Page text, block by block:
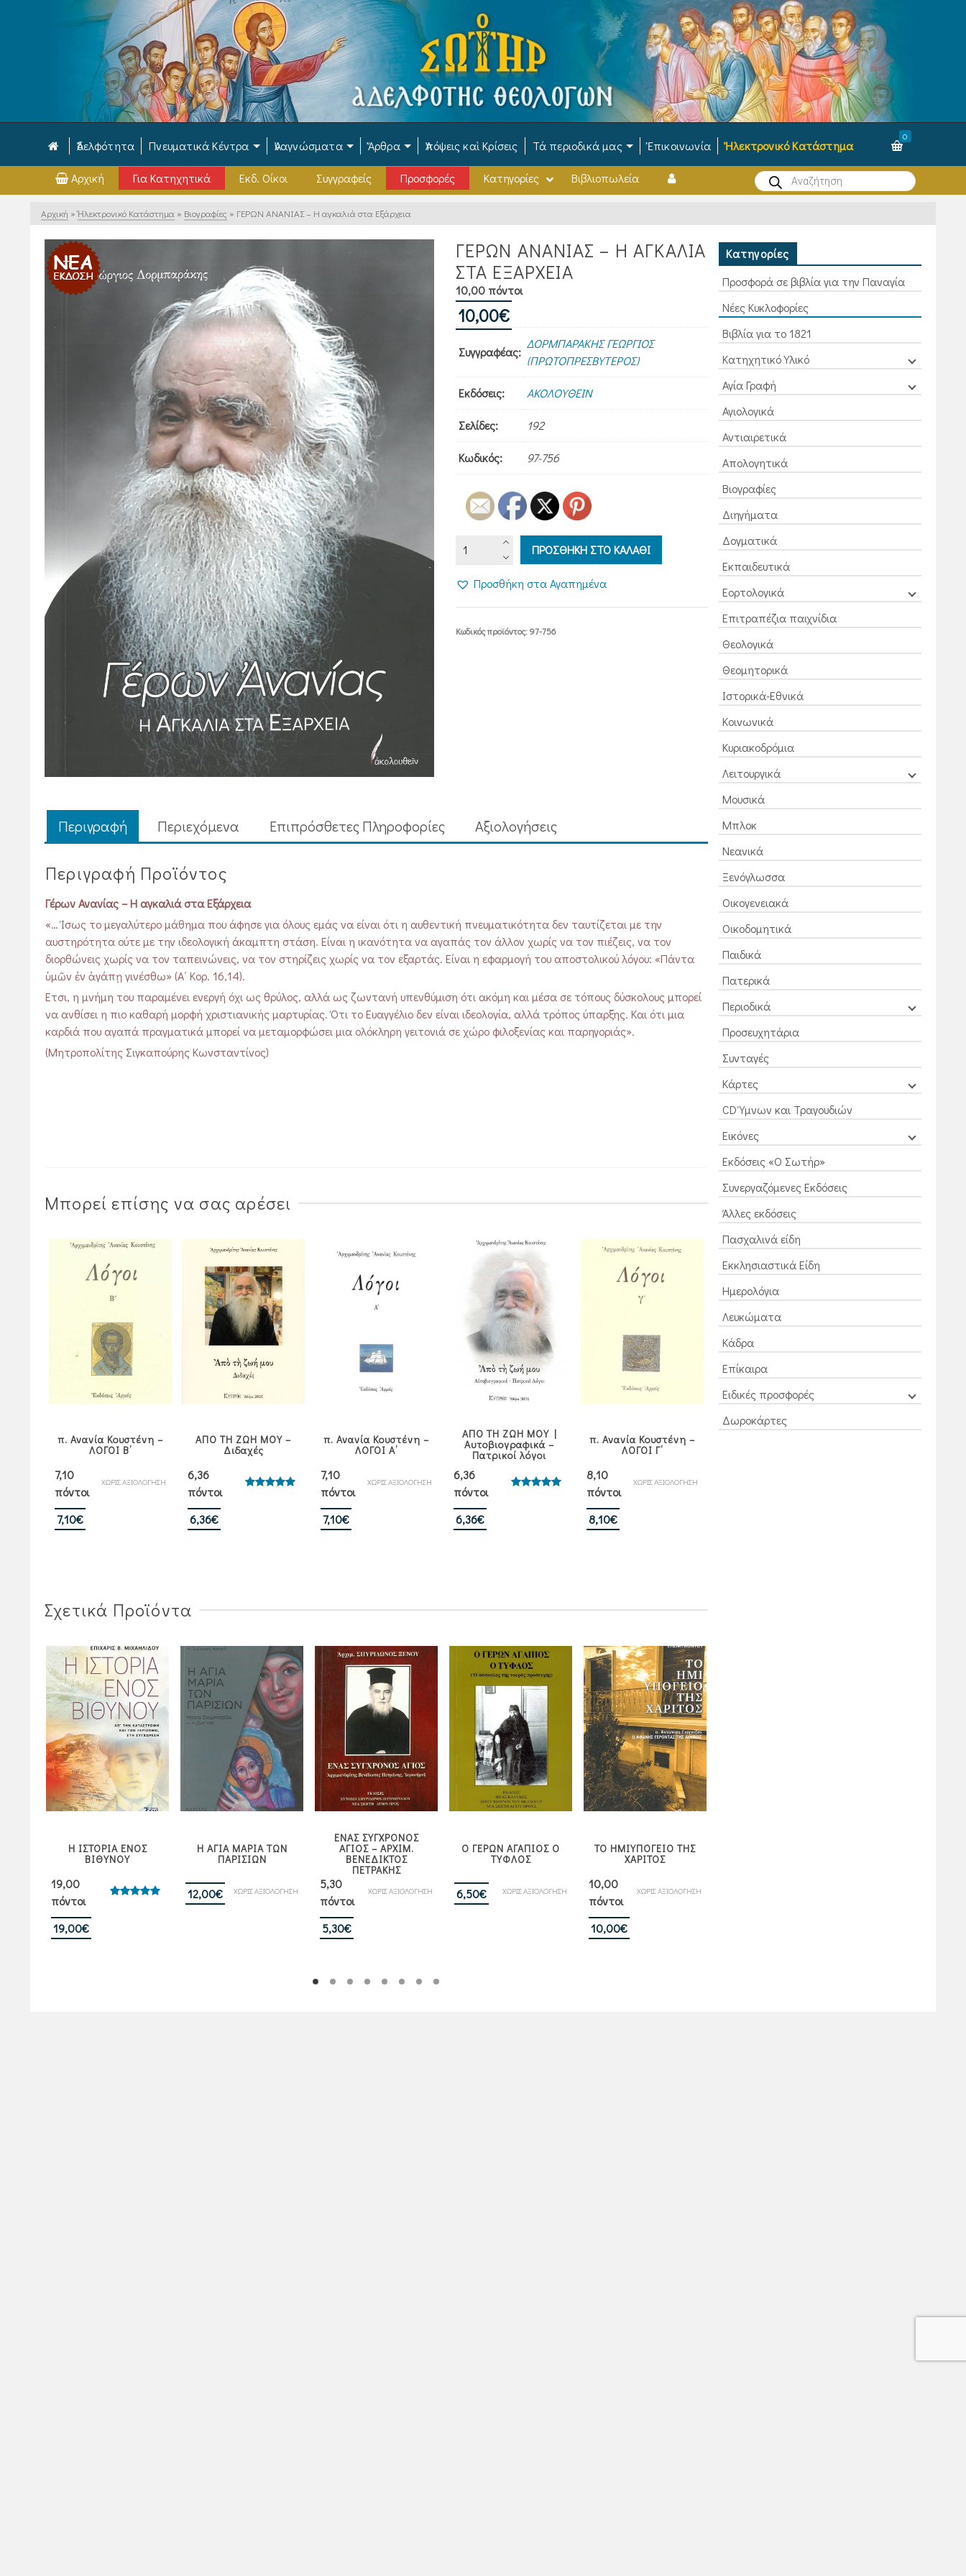
Ἀδελφότητα Πνευματικά Κέντρα Ἀναγνώσματα Ἄρθρα Ἀπόψεις καὶ Κρίσεις Τά περιοδικά μας Ἐπικοινωνία Ἠλεκτρονικό Κατάστημα
0
Products
search
Αρχική Για Κατηχητικά Εκδ. Οίκοι Συγγραφείς Προσφορές Κατηγορίες Βιβλιοπωλεία
Αρχική » Ἠλεκτρονικό Κατάστημα » Βιογραφίες » ΓΕΡΩΝ ΑΝΑΝΙΑΣ – Η αγκαλιά στα Εξάρχεια
ΓΕΡΩΝ ΑΝΑΝΙΑΣ – Η ΑΓΚΑΛΙΆ
ΣΤΑ ΕΞΆΡΧΕΙΑ
10,00 πόντοι
10,00€
Συγγραφέας:
ΔΟΡΜΠΑΡΑΚΗΣ ΓΕΩΡΓΙΟΣ
(ΠΡΩΤΟΠΡΕΣΒΥΤΕΡΟΣ)
Εκδόσεις: ΑΚΟΛΟΥΘΕΙΝ
Σελίδες: 192
Κωδικός: 97-756
ΓΕΡΩΝ
-
στα
ΠΡΟΣΘΗΚΗ ΣΤΟ ΚΑΛΑΘΙ
Προσθήκη στα Αγαπημένα
Κωδικός προϊόντος:97-756
Περιγραφή Περιεχόμενα Επιπρόσθετες Πληροφορίες Aξιολογήσεις
Περιγραφή Προϊόντος
Γέρων Ανανίας – Η αγκαλιά στα Εξάρχεια
«… Ίσως το μεγαλύτερο μάθημα που άφησε για όλους εμάς να είναι ότι η αυθεντική πνευματικότητα δεν ταυτίζεται με την
αυστηρότητα ούτε με την ιδεολογική άκαμπτη στάση. Είναι η ικανότητα να αγαπάς τον άλλον χωρίς να τον πιέζεις, να τον
διορθώνεις χωρίς να τον ταπεινώνεις, να τον στηρίζεις χωρίς να τον εξαρτάς. Είναι η εφαρμογή του αποστολικού λόγου: «Πάντα
ὑμῶν ἐν ἀγάπῃ γινέσθω» (Α΄ Κορ. 16,14).
Έτσι, η μνήμη του παραμένει ενεργή όχι ως θρύλος, αλλά ως ζωντανή υπενθύμιση ότι ακόμη και μέσα σε τόπους δύσκολους μπορεί
να ανθίσει η πιο καθαρή μορφή χριστιανικής μαρτυρίας. Ότι το Ευαγγέλιο δεν είναι ιδεολογία, αλλά τρόπος ύπαρξης. Και ότι μια
καρδιά που αγαπά πραγματικά μπορεί να μεταμορφώσει μια ολόκληρη γειτονιά σε χώρο φιλοξενίας και παρηγοριάς».
(Μητροπολίτης Σιγκαπούρης Κωνσταντίνος)
Μπορεί επίσης να σας αρέσει
π. Ανανία Κουστένη –
ΛΟΓΟΙ Β’
ΧΩΡΙΣ ΑΞΙΟΛΟΓΗΣΗ
7,10
πόντοι
7,10€
ΑΠΟ ΤΗ ΖΩΗ ΜΟΥ –
Διδαχές
Βαθμολογήθηκε
6,36
πόντοι
6,36€
π. Ανανία Κουστένη –
ΛΟΓΟΙ Α’
ΧΩΡΙΣ ΑΞΙΟΛΟΓΗΣΗ
7,10
πόντοι
7,10€
ΑΠΟ ΤΗ ΖΩΗ ΜΟΥ |
Αυτοβιογραφικά –
Πατρικοί λόγοι
Βαθμολογήθηκε
6,36
πόντοι
6,36€
π. Ανανία Κουστένη –
ΛΟΓΟΙ Γ’
ΧΩΡΙΣ ΑΞΙΟΛΟΓΗΣΗ
8,10
πόντοι
8,10€
Σχετικά Προϊόντα
Η ΙΣΤΟΡΙΑ ΕΝΟΣ
ΒΙΘΥΝΟΥ
Βαθμολογήθηκε
19,00
πόντοι
19,00€
Η ΑΓΙΑ ΜΑΡΙΑ ΤΩΝ
ΠΑΡΙΣΙΩΝ
ΧΩΡΙΣ ΑΞΙΟΛΟΓΗΣΗ
12,00€
ΕΝΑΣ ΣΥΓΧΡΟΝΟΣ
ΑΓΙΟΣ – ΑΡΧΙΜ.
ΒΕΝΕΔΙΚΤΟΣ
ΠΕΤΡΑΚΗΣ
ΧΩΡΙΣ ΑΞΙΟΛΟΓΗΣΗ
5,30
πόντοι
5,30€
Ο ΓΕΡΩΝ ΑΓΑΠΙΟΣ Ο
ΤΥΦΛΟΣ
ΧΩΡΙΣ ΑΞΙΟΛΟΓΗΣΗ
6,50€
ΤΟ ΗΜΙΥΠΟΓΕΙΟ ΤΗΣ
ΧΑΡΙΤΟΣ
ΧΩΡΙΣ ΑΞΙΟΛΟΓΗΣΗ
10,00
πόντοι
10,00€
Κατηγορίες
Προσφορά σε βιβλία για την Παναγία
Νέες Κυκλοφορίες
Βιβλία για το 1821
Κατηχητικό Υλικό
Αγία Γραφή
Αγιολογικά
Αντιαιρετικά
Απολογητικά
Βιογραφίες
Διηγήματα
Δογματικά
Εκπαιδευτικά
Εορτολογικά
Επιτραπέζια παιχνίδια
Θεολογικά
Θεομητορικά
Ιστορικά-Εθνικά
Κοινωνικά
Κυριακοδρόμια
Λειτουργικά
Μουσικά
Μπλοκ
Νεανικά
Ξενόγλωσσα
Οικογενειακά
Οικοδομητικά
Παιδικά
Πατερικά
Περιοδικά
Προσευχητάρια
Συνταγές
Κάρτες
CD Ύμνων και Τραγουδιών
Εικόνες
Εκδόσεις «Ο Σωτήρ»
Συνεργαζόμενες Εκδόσεις
Άλλες εκδόσεις
Πασχαλινά είδη
Εκκλησιαστικά Είδη
Ημερολόγια
Λευκώματα
Κάδρα
Επίκαιρα
Ειδικές προσφορές
Δωροκάρτες